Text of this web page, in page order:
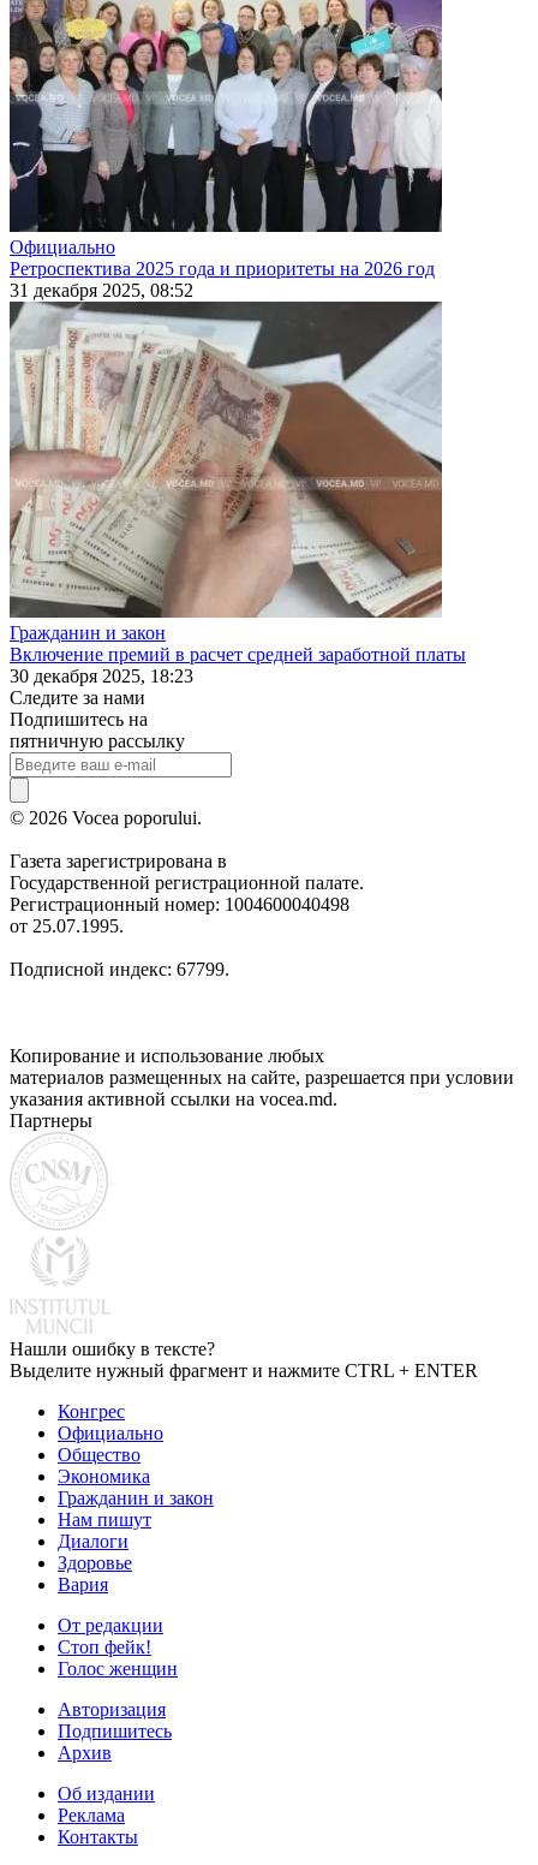
Официально
Ретроспектива 2025 года и приоритеты на 2026 год
31 декабря 2025, 08:52
Гражданин и закон
Включение премий в расчет средней заработной платы
30 декабря 2025, 18:23
Следите за нами
Подпишитесь на
пятничную рассылку
© 2026 Vocea poporului.
Газета зарегистрирована в
Государственной регистрационной палате.
Регистрационный номер: 1004600040498
от 25.07.1995.
Подписной индекс: 67799.
Копирование и использование любых
материалов размещенных на сайте, разрешается при условии
указания активной ссылки на vocea.md.
Партнеры
Нашли ошибку в тексте?
Выделите нужный фрагмент и нажмите CTRL + ENTER
Конгрес
Официально
Общество
Экономика
Гражданин и закон
Нам пишут
Диалоги
Здоровье
Вария
От редакции
Стоп фейк!
Голос женщин
Авторизация
Подпишитесь
Архив
Об издании
Реклама
Контакты